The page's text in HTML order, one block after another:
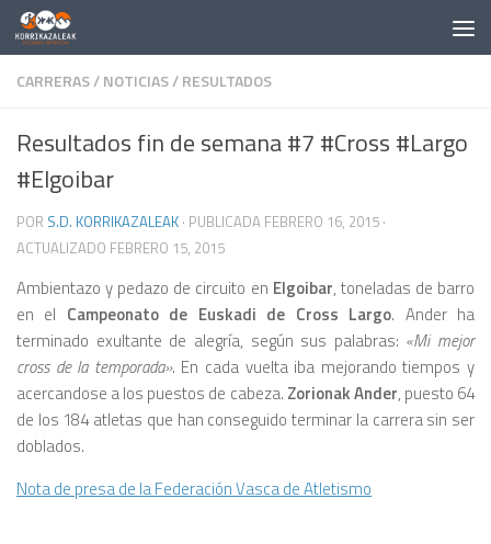
Saltar al contenido
CARRERAS/NOTICIAS/RESULTADOS
Resultados fin de semana #7 #Cross #Largo
#Elgoibar
POR S.D. KORRIKAZALEAK · PUBLICADA FEBRERO 16, 2015 ·
ACTUALIZADO FEBRERO 15, 2015
Ambientazo y pedazo de circuito en Elgoibar, toneladas de barro
en el Campeonato de Euskadi de Cross Largo. Ander ha
terminado exultante de alegría, según sus palabras: «Mi mejor
cross de la temporada». En cada vuelta iba mejorando tiempos y
acercandose a los puestos de cabeza. Zorionak Ander, puesto 64
de los 184 atletas que han conseguido terminar la carrera sin ser
doblados.
Nota de presa de la Federación Vasca de Atletismo